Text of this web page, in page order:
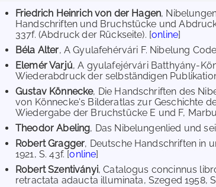
Friedrich Heinrich von der Hagen,
Handschriften und Bruchstücke und Abdruck
337f. (Abdruck der Rückseite). [online]
Béla Alter, A Gyulafehérvári F. Nibelung
Elemér Varjú, A gyulafejérvári Batthyány-
Wiederabdruck der selbständigen Publikation
Gustav Könnecke, Die Handschriften des
von Könnecke's Bilderatlas zur Geschichte
Wiedergabe der Bruchstücke E und F,
Theodor Abeling, Das Nibelungenlied und
Robert Gragger, Deutsche Handschriften in
1921, S. 43f. [online]
Robert Szentiványi, Catalogus concinnus
retractata adaucta illuminata, Szeged 1958, S.